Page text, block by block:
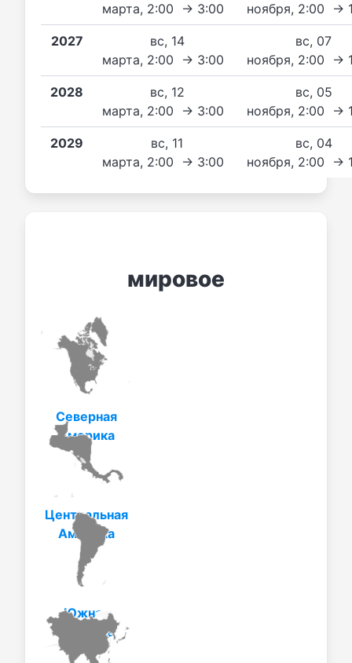
марта, 2:00 → 3:00 ноября, 2:00 →
2027
вс, 14
марта, 2:00 → 3:00
вс, 07
ноября, 2:00 →
2028
вс, 12
марта, 2:00 → 3:00
вс, 05
ноября, 2:00 →
2029
вс, 11
марта, 2:00 → 3:00
вс, 04
ноября, 2:00 →
мировое
Северная
Америка
Центральная
Америка
Южная
Америка